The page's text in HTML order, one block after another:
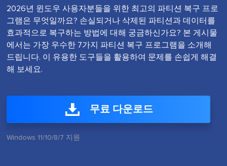
2026년 윈도우 사용자분들을 위한 최고의 파티션 복구 프로
그램은 무엇일까요? 손실되거나 삭제된 파티션과 데이터를
효과적으로 복구하는 방법에 대해 궁금하신가요? 본 게시물
에서는 가장 우수한 7가지 파티션 복구 프로그램을 소개해
드립니다. 이 유용한 도구들을 활용하여 문제를 손쉽게 해결
해 보세요.
무료 다운로드
Windows 11/10/8/7 지원